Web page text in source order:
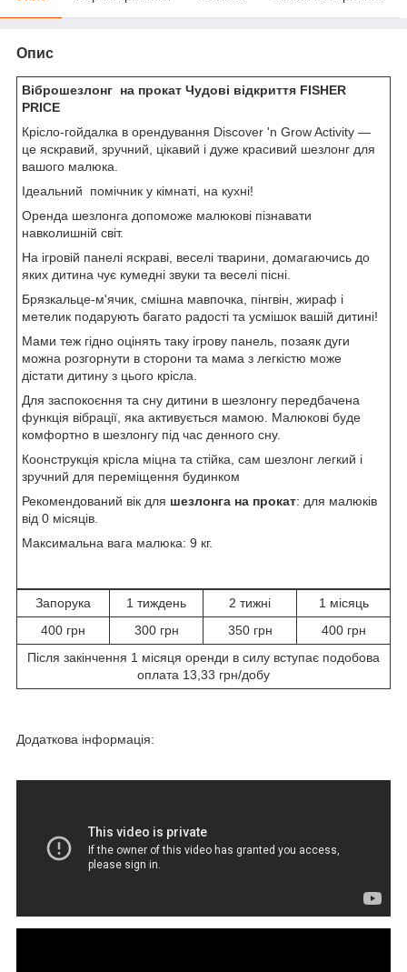
Опис
Віброшезлонг на прокат Чудові відкриття FISHER
PRICE
Крісло-гойдалка в орендування Discover 'n Grow Activity —
це яскравий, зручний, цікавий і дуже красивий шезлонг для
вашого малюка.
Ідеальний помічник у кімнаті, на кухні!
Оренда шезлонга допоможе малюкові пізнавати
навколишній світ.
На ігровій панелі яскраві, веселі тварини, домагаючись до
яких дитина чує кумедні звуки та веселі пісні.
Брязкальце-м'ячик, смішна мавпочка, пінгвін, жираф і
метелик подарують багато радості та усмішок вашій дитині!
Мами теж гідно оцінять таку ігрову панель, позаяк дуги
можна розгорнути в сторони та мама з легкістю може
дістати дитину з цього крісла.
Для заспокоєння та сну дитини в шезлонгу передбачена
функція вібрації, яка активується мамою. Малюкові буде
комфортно в шезлонгу під час денного сну.
Коонструкція крісла міцна та стійка, сам шезлонг легкий і
зручний для переміщення будинком
Рекомендований вік для шезлонга на прокат: для малюків
від 0 місяців.
Максимальна вага малюка: 9 кг.
Запорука 1 тиждень 2 тижні
1 місяць
400 грн
300 грн 350 грн
400 грн
Після закінчення 1 місяця оренди в силу вступає подобова
оплата 13,33 грн/добу
Додаткова інформація: